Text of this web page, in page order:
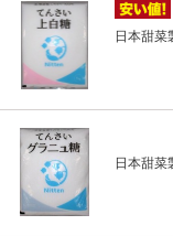
日本甜
日本甜